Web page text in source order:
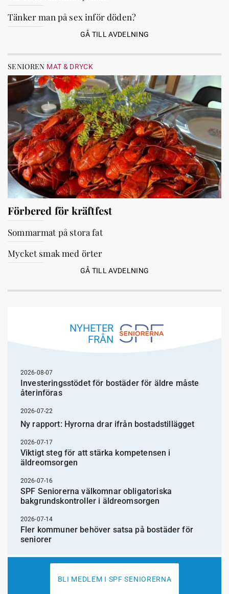
Tänker man på sex inför döden?
GÅ TILL AVDELNING
SENIOREN MAT & DRYCK
Förbered för kräftfest
Sommarmat på stora fat
Mycket smak med örter
GÅ TILL AVDELNING
NYHETER
FRÅN
2026-08-07
Investeringsstödet för bostäder för äldre måste
återinföras
2026-07-22
Ny rapport: Hyrorna drar ifrån bostadstillägget
2026-07-17
Viktigt steg för att stärka kompetensen i
äldreomsorgen
2026-07-16
SPF Seniorerna välkomnar obligatoriska
bakgrundskontroller i äldreomsorgen
2026-07-14
Fler kommuner behöver satsa på bostäder för
seniorer
BLI MEDLEM I SPF SENIORERNA